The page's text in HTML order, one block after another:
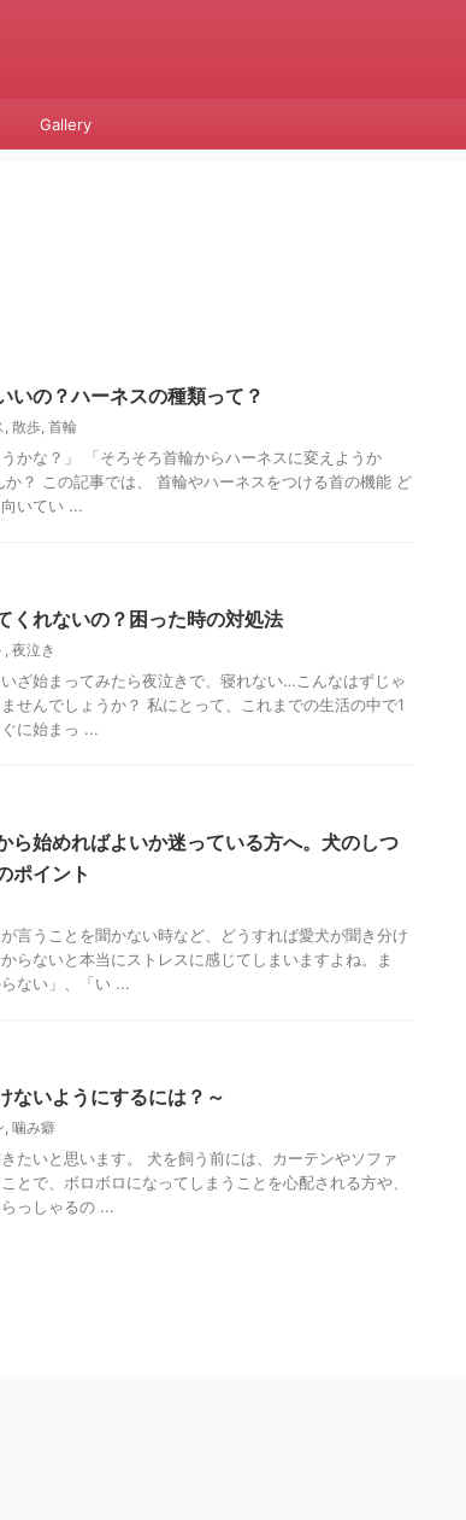
Gallery
いの？ハーネスの種類って？
, 散歩, 首輪
かな？」 「そろそろ首輪からハーネスに変えようか
？ この記事では、 首輪やハーネスをつける首の機能 ど
いてい ...
くれないの？困った時の対処法
, 夜泣き
ざ始まってみたら夜泣きで、寝れない…こんなはずじゃ
せんでしょうか？ 私にとって、これまでの生活の中で1
に始まっ ...
ら始めればよいか迷っている方へ。犬のしつ
ポイント
言うことを聞かない時など、どうすれば愛犬が聞き分け
らないと本当にストレスに感じてしまいますよね。ま
ない」、「い ...
ないようにするには？～
, 噛み癖
たいと思います。 犬を飼う前には、カーテンやソファ
とで、ボロボロになってしまうことを心配される方や、
っしゃるの ...